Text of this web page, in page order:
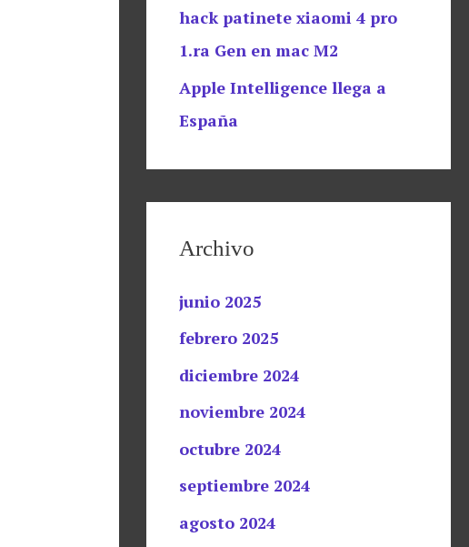
hack patinete xiaomi 4 pro
1.ra Gen en mac M2
Apple Intelligence llega a
España
Archivo
junio 2025
febrero 2025
diciembre 2024
noviembre 2024
octubre 2024
septiembre 2024
agosto 2024